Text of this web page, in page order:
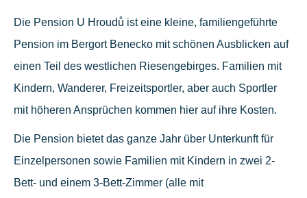
Die Pension U Hroudů ist eine kleine, familiengeführte
Pension im Bergort Benecko mit schönen Ausblicken auf
einen Teil des westlichen Riesengebirges. Familien mit
Kindern, Wanderer, Freizeitsportler, aber auch Sportler
mit höheren Ansprüchen kommen hier auf ihre Kosten.
Die Pension bietet das ganze Jahr über Unterkunft für
Einzelpersonen sowie Familien mit Kindern in zwei 2-
Bett- und einem 3-Bett-Zimmer (alle mit